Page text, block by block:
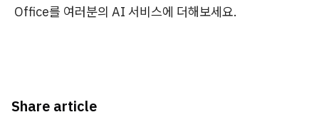
Office를 여러분의 AI 서비스에 더해보세요.
Share article